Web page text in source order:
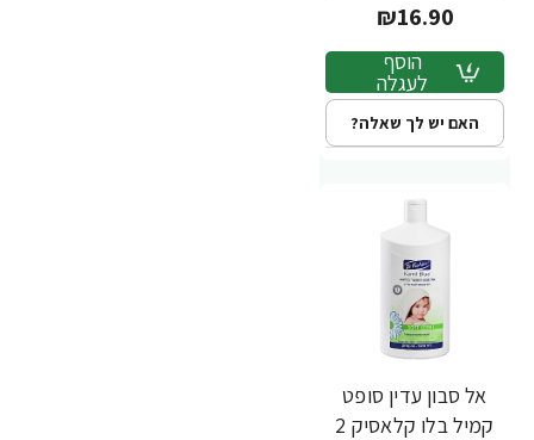
₪16.90
הוסף
לעגלה
האם יש לך שאלה?
אל סבון עדין סופט
קמיל בלו קלאסיק 2